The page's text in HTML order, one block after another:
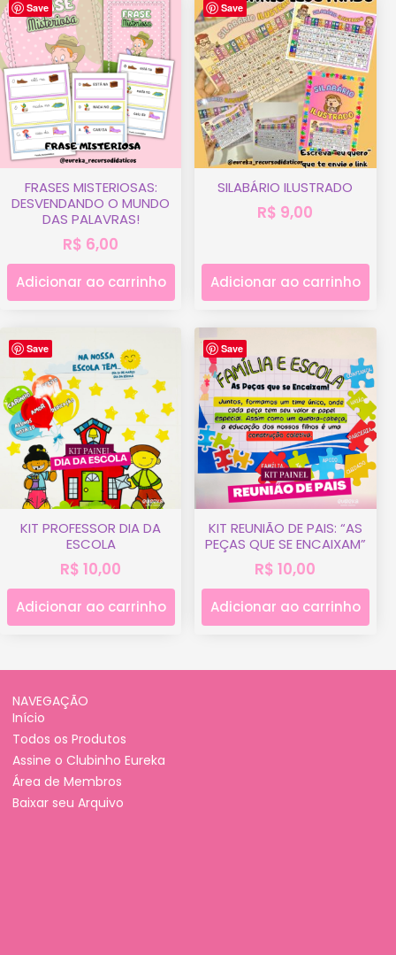
Save
FRASES MISTERIOSAS:
DESVENDANDO O MUNDO
DAS PALAVRAS!
R$ 6,00
Adicionar ao carrinho
Save
SILABÁRIO ILUSTRADO
R$ 9,00
Adicionar ao carrinho
Save
KIT PROFESSOR DIA DA
ESCOLA
R$ 10,00
Adicionar ao carrinho
Save
KIT REUNIÃO DE PAIS: “AS
PEÇAS QUE SE ENCAIXAM”
R$ 10,00
Adicionar ao carrinho
NAVEGAÇÃO
Início
Todos os Produtos
Assine o Clubinho Eureka
Área de Membros
Baixar seu Arquivo